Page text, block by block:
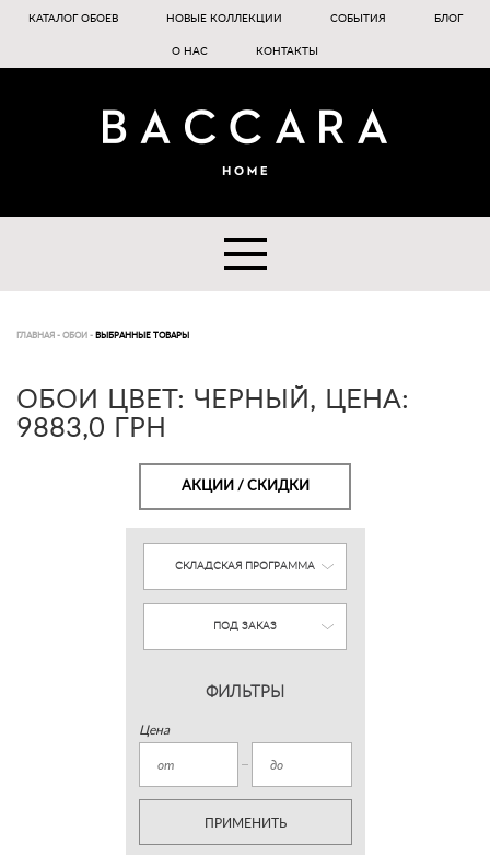
КАТАЛОГ ОБОЕВ НОВЫЕ КОЛЛЕКЦИИ СОБЫТИЯ БЛОГ
О НАС КОНТАКТЫ
ГЛАВНАЯ - ОБОИ - ВЫБРАННЫЕ ТОВАРЫ
ОБОИ ЦВЕТ: ЧЕРНЫЙ, ЦЕНА:
9883,0 ГРН
АКЦИИ / СКИДКИ
СКЛАДСКАЯ ПРОГРАММА
ПОД ЗАКАЗ
ФИЛЬТРЫ
Цена
ПРИМЕНИТЬ